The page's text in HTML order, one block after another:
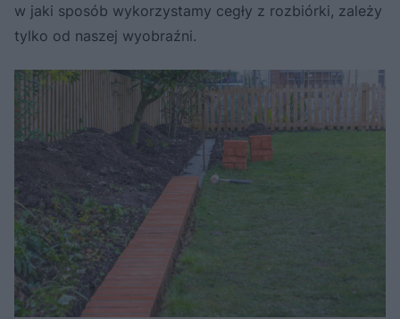
w jaki sposób wykorzystamy cegły z rozbiórki, zależy
tylko od naszej wyobraźni.